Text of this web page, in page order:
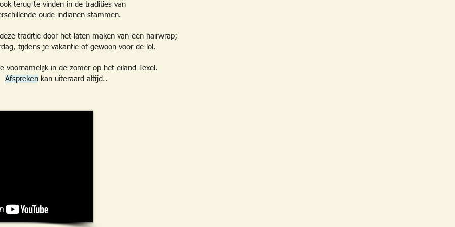
terug te vinden in de tradities van
oude indianen stammen.
traditie door het laten maken van een hairwrap;
tijdens je vakantie of gewoon voor de lol.
voornamelijk in de zomer op het eiland Texel.
Afsprekenkan uiteraard altijd..